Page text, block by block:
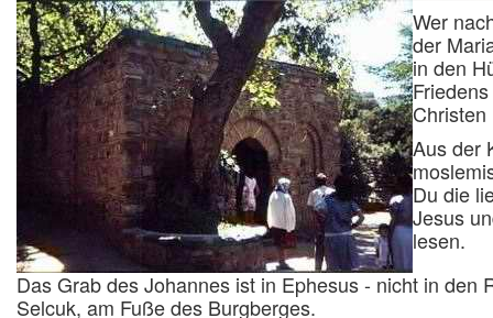
Wer
der
in den
Aus der
Du die
Jesus
lesen.
Das Grab des Johannes ist in Ephesus - nicht in den
Selcuk, am Fuße des Burgberges.